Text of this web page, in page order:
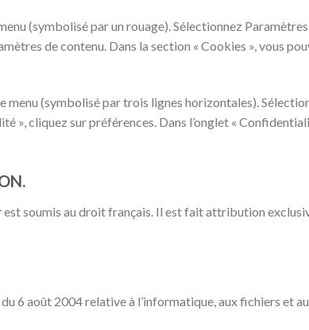
(symbolisé par un rouage). Sélectionnez
de contenu. Dans la section « Cookies », vous
(symbolisé par trois lignes horizontales).
», cliquez sur préférences. Dans l’onglet «
est soumis au droit français. Il est fait attribution
6 août 2004 relative à l’informatique, aux fichiers et